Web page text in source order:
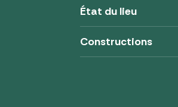
État du lieu
Constructions